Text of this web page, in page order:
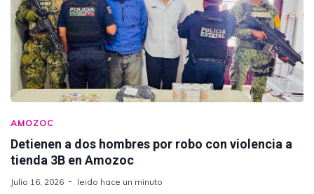
AMOZOC
Detienen a dos hombres por robo con violencia a
tienda 3B en Amozoc
Julio 16, 2026 leido hace un minuto